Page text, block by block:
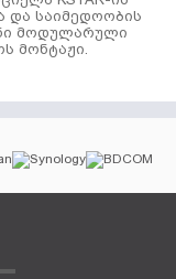
და საიმედოობის
მოდულარული
მონტაჟი.